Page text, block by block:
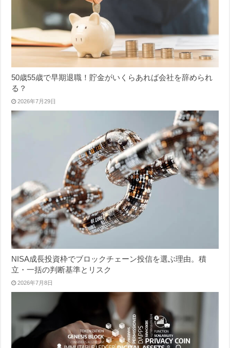
50歳55歳で早期退職！貯金がいくらあれば会社を辞められ
る？
2026年7月29日
NISA成長投資枠でブロックチェーン投信を選ぶ理由。積
立・一括の判断基準とリスク
2026年7月8日